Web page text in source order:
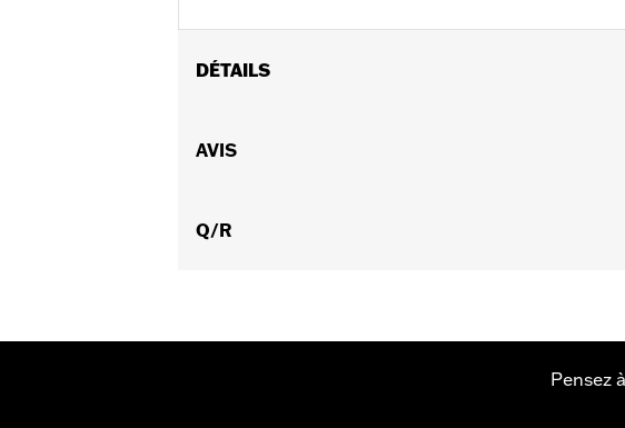
DÉTAILS
2023 à 2025.
Matière:
AVIS
Q/R
Pensez